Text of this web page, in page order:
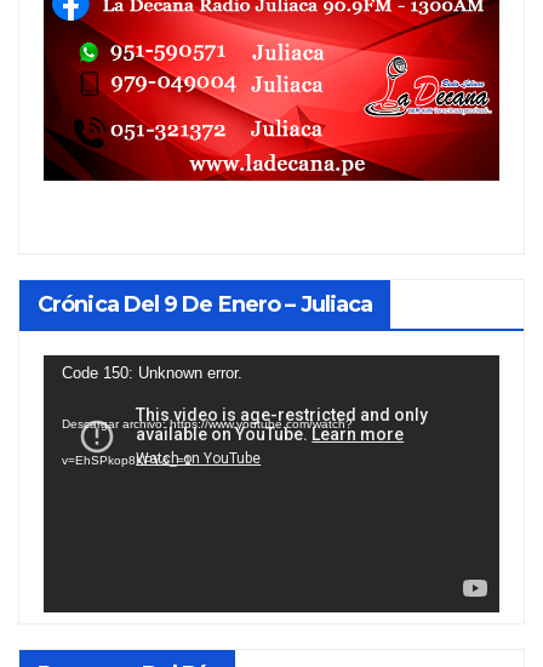
Crónica Del 9 De Enero – Juliaca
Reproductor
vídeo
Code 150: Unknown error.
Descargar archivo: https://www.youtube.com/watch?
v=EhSPkop8KPY&_=1